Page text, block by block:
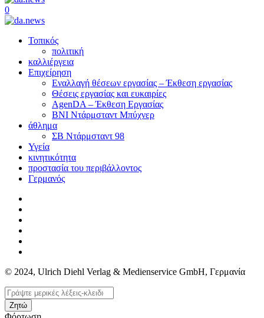
0
Τοπικός
πολιτική
καλλιέργεια
Επιχείρηση
Εναλλαγή θέσεων εργασίας – Έκθεση εργασίας
Θέσεις εργασίας και ευκαιρίες
AgenDA – Έκθεση Εργασίας
BNI Ντάρμσταντ Μπύχνερ
άθλημα
ΣΒ Ντάρμσταντ 98
Υγεία
κινητικότητα
προστασία του περιβάλλοντος
Γερμανός
© 2024, Ulrich Diehl Verlag & Medienservice GmbH, Γερμανία
Ζητώ